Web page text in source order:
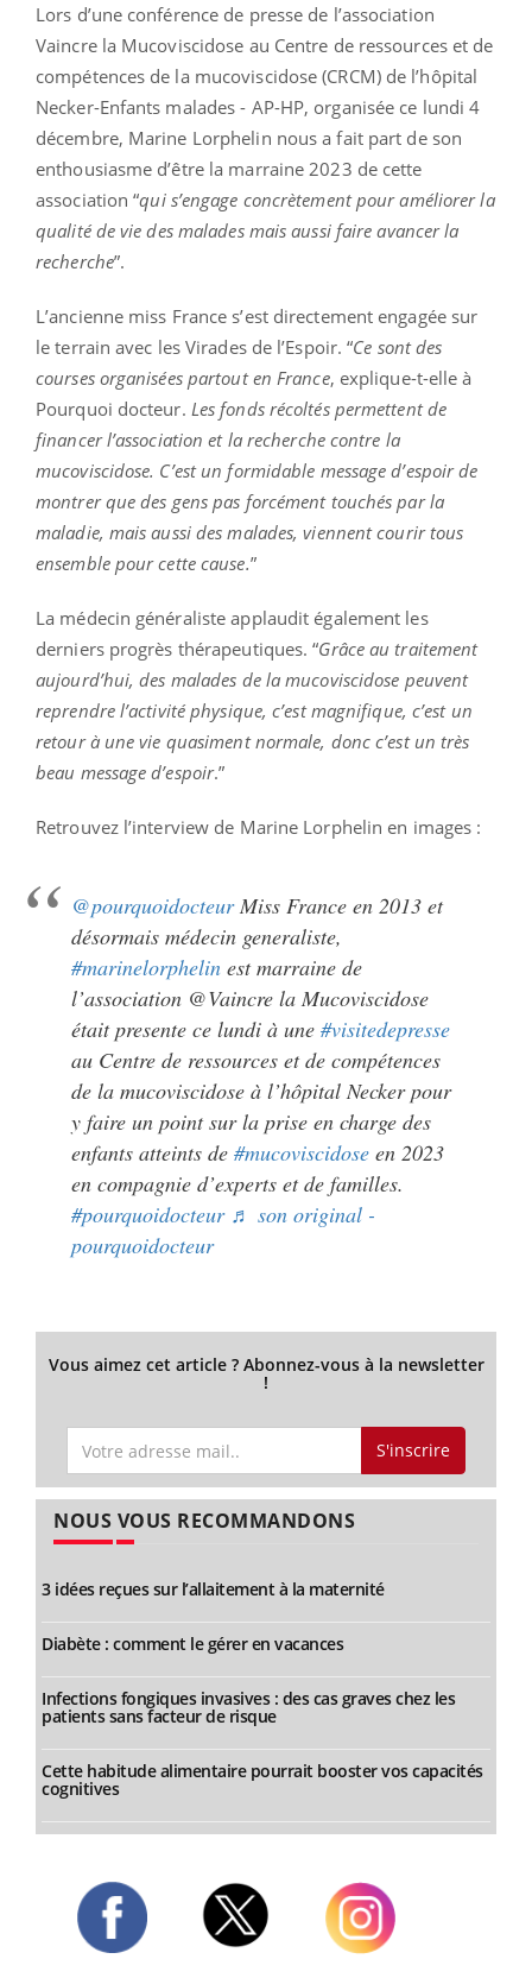
Lors d’une conférence de presse de l’association
Vaincre la Mucoviscidose au Centre de ressources et de
compétences de la mucoviscidose (CRCM) de l’hôpital
Necker-Enfants malades - AP-HP, organisée ce lundi 4
décembre, Marine Lorphelin nous a fait part de son
enthousiasme d’être la marraine 2023 de cette
association “qui s’engage concrètement pour améliorer la
qualité de vie des malades mais aussi faire avancer la
recherche”.
L’ancienne miss France s’est directement engagée sur
le terrain avec les Virades de l’Espoir. “Ce sont des
courses organisées partout en France, explique-t-elle à
Pourquoi docteur. Les fonds récoltés permettent de
financer l’association et la recherche contre la
mucoviscidose. C’est un formidable message d’espoir de
montrer que des gens pas forcément touchés par la
maladie, mais aussi des malades, viennent courir tous
ensemble pour cette cause.”
La médecin généraliste applaudit également les
derniers progrès thérapeutiques. “Grâce au traitement
aujourd’hui, des malades de la mucoviscidose peuvent
reprendre l’activité physique, c’est magnifique, c’est un
retour à une vie quasiment normale, donc c’est un très
beau message d’espoir.”
Retrouvez l’interview de Marine Lorphelin en images :
@pourquoidocteurMiss France en 2013 et
désormais médecin generaliste,
#marinelorphelin est marraine de
l’association @Vaincre la Mucoviscidose
était presente ce lundi à une #visitedepresse
au Centre de ressources et de compétences
de la mucoviscidose à l’hôpital Necker pour
y faire un point sur la prise en charge des
enfants atteints de #mucoviscidose en 2023
en compagnie d’experts et de familles.
#pourquoidocteur ♬ son original -
pourquoidocteur
Vous aimez cet article ? Abonnez-vous à la newsletter
!
S'inscrire
NOUS VOUS RECOMMANDONS
3 idées reçues sur l’allaitement à la maternité
Diabète : comment le gérer en vacances
Infections fongiques invasives : des cas graves chez les
patients sans facteur de risque
Cette habitude alimentaire pourrait booster vos capacités
cognitives